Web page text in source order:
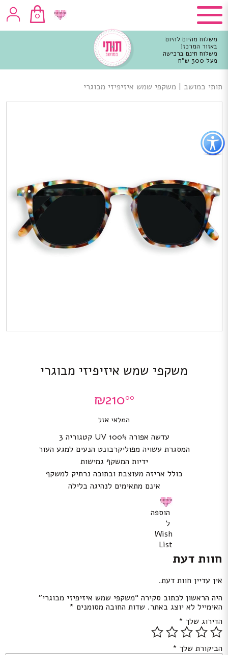
כפתור
לפתיחת
תפריט
נגישות
0
משלוח מהיום להיום
באזור המרכז!
משלוח חינם ברכישה
מעל 300 ש"ח
מרכזי
תותי במושב | משקפי שמש איזיפיזי מבוגרי
משקפי שמש איזיפיזי מבוגרי
₪21000
המלאי אזל
עדשה אפורה 100% UV קטגוריה 3
המסגרת עשויה מפוליקרבונט הנעים למגע העור
ידיות המשקף גמישות
כולל אריזה מעוצבת ובתוכה נרתיק למשקף
אינם מתאימים לנהיגה בלילה
הוספה
ל
Wish
List
חוות דעת
אין עדיין חוות דעת.
היה הראשון לכתוב סקירה “משקפי שמש איזיפיזי מבוגרי”
האימייל לא יוצג באתר. שדות החובה מסומנים *
הדירוג שלך *
הביקורת שלך *